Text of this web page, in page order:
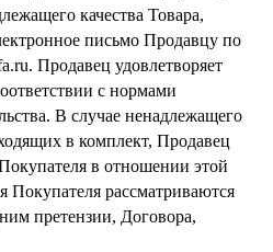
качества Товара,
письмо Продавцу по
Продавец удовлетворяет
с нормами
В случае ненадлежащего
в комплект, Продавец
в отношении этой
Покупателя рассматриваются
претензии, Договора,